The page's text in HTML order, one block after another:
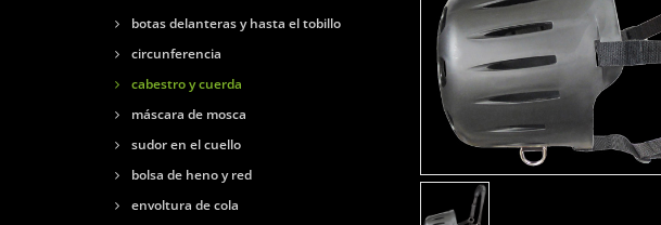
botas delanteras y hasta el tobillo
circunferencia
cabestro y cuerda
máscara de mosca
sudor en el cuello
bolsa de heno y red
envoltura de cola